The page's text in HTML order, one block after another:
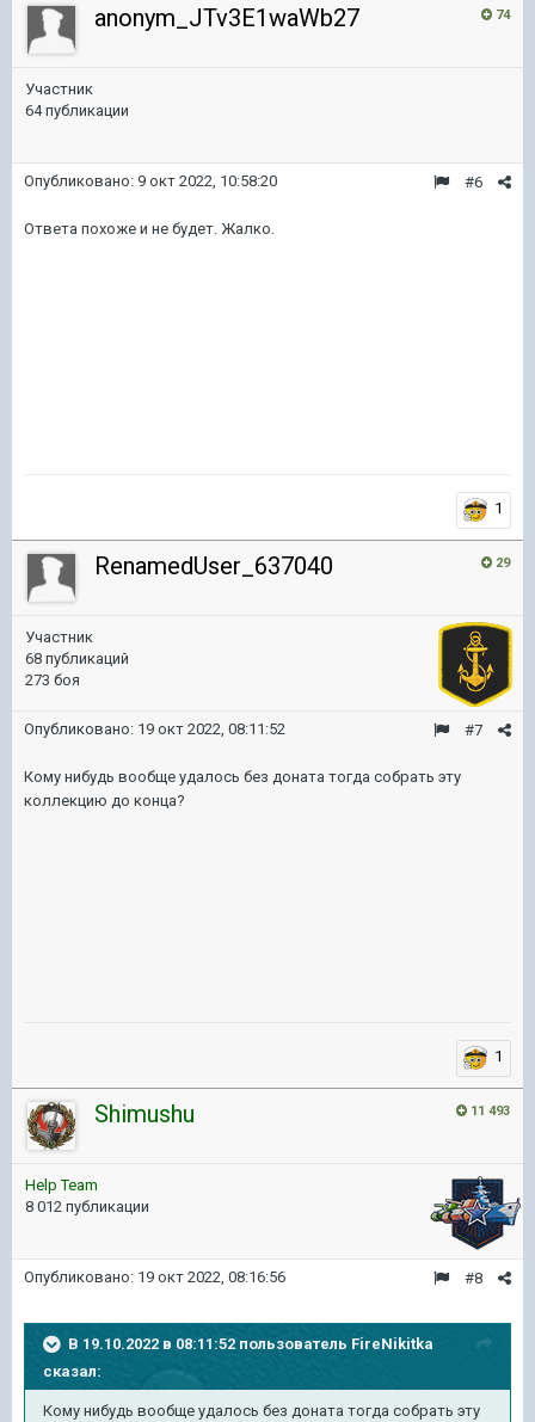
74
anonym_JTv3E1waWb27
Участник
64 публикации
#6
Опубликовано: 9 окт 2022, 10:58:20
Ответа похоже и не будет. Жалко.
1
29
RenamedUser_637040
Участник
68 публикаций
273 боя
#7
Опубликовано: 19 окт 2022, 08:11:52
Кому нибудь вообще удалось без доната тогда собрать эту
коллекцию до конца?
1
11 493
Shimushu
Help Team
8 012 публикации
#8
Опубликовано: 19 окт 2022, 08:16:56
В 19.10.2022 в 08:11:52 пользователь FireNikitka
сказал:
Кому нибудь вообще удалось без доната тогда собрать эту